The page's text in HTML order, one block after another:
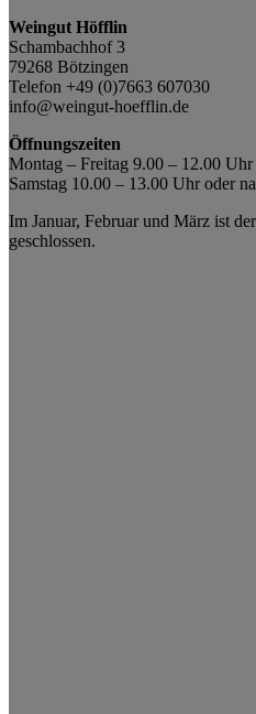
Weingut Höfflin
Schambachhof 3
79268 Bötzingen
Telefon +49 (0)7663 607030
info@weingut-hoefflin.de
Öffnungszeiten
Montag – Freitag 9.00 – 12.00
Samstag 10.00 – 13.00 Uhr oder
Im Januar, Februar und März ist
geschlossen.